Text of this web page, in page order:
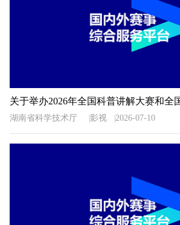
湖南省科学技术厅 影视 2026-07-10